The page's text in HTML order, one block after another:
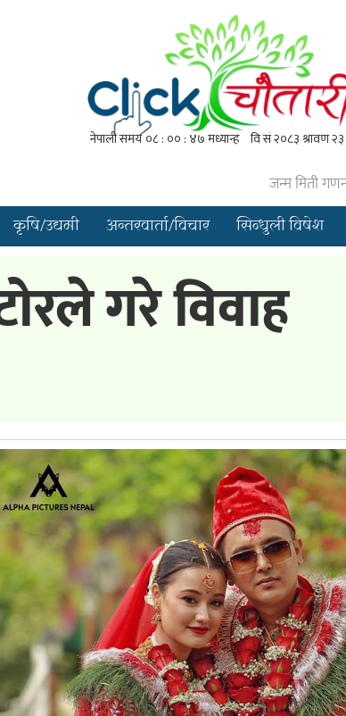
जन्म मिती
कृषि/उद्यमी अन्तरवार्ता/विचार सिन्धुली विषेश
गरे विवाह